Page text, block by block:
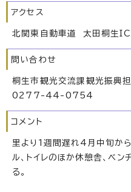
アクセス
北関東自動車道 太田桐生
問い合わせ
桐生市観光交流課観光振興
0277-44-0754
コメント
里より1週間遅れ4月中旬か
ル、トイレのほか休憩舎、ベ
る。